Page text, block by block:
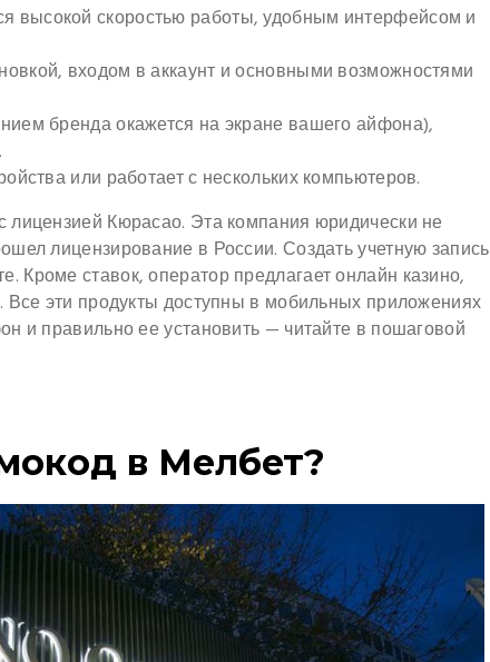
высокой скоростью работы, удобным интерфейсом и
входом в аккаунт и основными возможностями
бренда окажется на экране вашего айфона),
или работает с нескольких компьютеров.
Кюрасао. Эта компания юридически не
лицензирование в России. Создать учетную запись
ставок, оператор предлагает онлайн казино,
эти продукты доступны в мобильных приложениях
и правильно ее установить — читайте в пошаговой
в Мелбет?